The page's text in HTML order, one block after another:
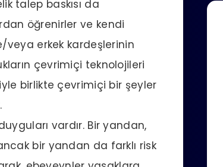
talep baskısı da
öğrenirler ve kendi
veya erkek kardeşlerinin
çevrimiçi teknolojileri
birlikte çevrimiçi bir şeyler
vardır. Bir yandan,
bir yandan da farklı risk